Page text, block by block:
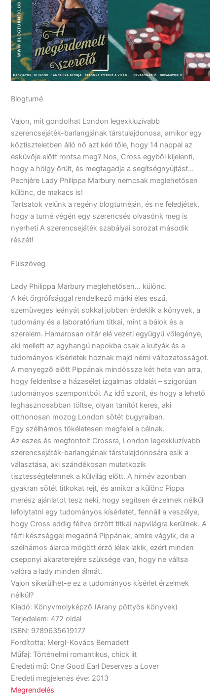
Blogturné
Vajon, mit gondolhat London legexkluzívabb
szerencsejáték-barlangjának társtulajdonosa, amikor egy
köztiszteletben álló nő azt kéri tőle, hogy 14 nappal az
esküvője előtt rontsa meg? Nos, Cross egyből kijelenti,
hogy a hölgy őrült, és megtagadja a segítségnyújtást…
Pechjére Lady ​Philippa Marbury nemcsak meglehetősen
különc, de makacs is!
Tartsatok velünk a regény blogturnéján, és ne feledjétek,
hogy a turné végén egy szerencsés olvasónk meg is
nyerheti A szerencsejáték szabályai sorozat második
részét!
Fülszöveg
Lady ​Philippa Marbury meglehetősen… különc.
A két őrgrófsággal rendelkező márki éles eszű,
szemüveges leányát sokkal jobban érdeklik a könyvek, a
tudomány és a laboratórium titkai, mint a bálok és a
szerelem. Hamarosan oltár elé vezeti együgyű vőlegénye,
aki mellett az egyhangú napokba csak a kutyák és a
tudományos kísérletek hoznak majd némi változatosságot.
A menyegző előtt Pippának mindössze két hete van arra,
hogy felderítse a házasélet izgalmas oldalát – szigorúan
tudományos szempontból. Az idő szorít, és hogy a lehető
leghasznosabban töltse, olyan tanítót keres, aki
otthonosan mozog London sötét bugyraiban.
Egy szélhámos tökéletesen megfelel a célnak.
Az eszes és megfontolt Crossra, London legexkluzívabb
szerencsejáték-barlangjának társtulajdonosára esik a
választása, aki szándékosan mutatkozik
tisztességtelennek a külvilág előtt. A hírnév azonban
gyakran sötét titkokat rejt, és amikor a különc Pippa
merész ajánlatot tesz neki, hogy segítsen érzelmek nélkül
lefolytatni egy tudományos kísérletet, fennáll a veszélye,
hogy Cross eddig féltve őrzött titkai napvilágra kerülnek. A
férfi készséggel megadná Pippának, amire vágyik, de a
szélhámos álarca mögött érző lélek lakik, ezért minden
cseppnyi akaraterejére szüksége van, hogy ne váltsa
valóra a lady minden álmát.
Vajon sikerülhet-e ez a tudományos kísérlet érzelmek
nélkül?
Kiadó: Könyvmolyképző (Arany pöttyös könyvek)
Terjedelem: 472 oldal
ISBN: 9789635619177
Fordította: Mergl-Kovács Bernadett
Műfaj: Történelmi romantikus, chick lit
Eredeti mű: One Good Earl Deserves a Lover
Eredeti megjelenés éve: 2013
Megrendelés